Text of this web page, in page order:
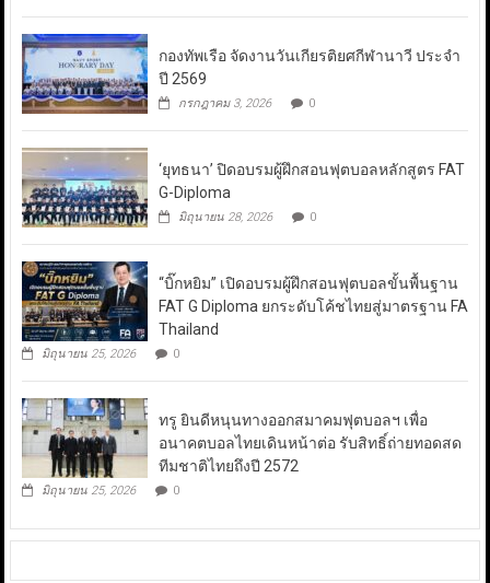
กองทัพเรือ จัดงานวันเกียรติยศกีฬานาวี ประจำ
ปี 2569
กรกฎาคม 3, 2026 0
‘ยุทธนา’ ปิดอบรมผู้ฝึกสอนฟุตบอลหลักสูตร FAT
G-Diploma
มิถุนายน 28, 2026 0
“บิ๊กหยิม” เปิดอบรมผู้ฝึกสอนฟุตบอลขั้นพื้นฐาน
FAT G Diploma ยกระดับโค้ชไทยสู่มาตรฐาน FA
Thailand
มิถุนายน 25, 2026 0
ทรู ยินดีหนุนทางออกสมาคมฟุตบอลฯ เพื่อ
อนาคตบอลไทยเดินหน้าต่อ รับสิทธิ์ถ่ายทอดสด
ทีมชาติไทยถึงปี 2572
มิถุนายน 25, 2026 0